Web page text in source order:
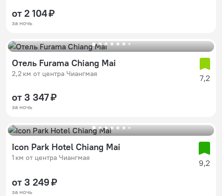
от 2 104 ₽
за ночь
Отель Furama Chiang Mai
2,2 км от центра Чиангмая 7,2
от 3 347 ₽
за ночь
Icon Park Hotel Chiang Mai
1 км от центра Чиангмая
9,2
от 3 249 ₽
за ночь